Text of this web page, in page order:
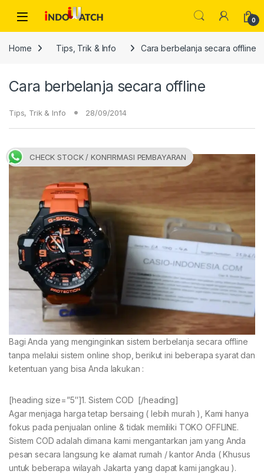
Open 0
Home Tips, Trik & Info Cara berbelanja secara offline
Cara berbelanja secara offline
Tips, Trik & Info 28/09/2014
Bagi Anda yang menginginkan sistem berbelanja secara offline
tanpa melalui sistem online shop, berikut ini beberapa syarat dan
ketentuan yang bisa Anda lakukan :
[heading size=”5″]1. Sistem COD [/heading]
Agar menjaga harga tetap bersaing ( lebih murah ), Kami hanya
fokus pada penjualan online & tidak memiliki TOKO OFFLINE.
Sistem COD adalah dimana kami mengantarkan jam yang Anda
pesan secara langsung ke alamat rumah / kantor Anda ( Khusus
untuk beberapa wilayah Jakarta yang dapat kami jangkau ).
CHECK STOCK / KONFIRMASI PEMBAYARAN